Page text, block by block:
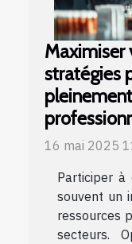
Maximiser
stratégies
16 mai 2025
Participer à
souvent un
ressources
secteurs.